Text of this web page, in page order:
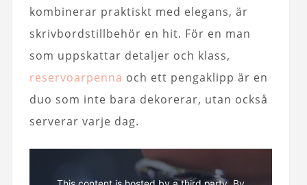
kombinerar praktiskt med elegans, är
skrivbordstillbehör en hit. För en man
som uppskattar detaljer och klass,
reservoarpenna och ett pengaklipp är en
duo som inte bara dekorerar, utan också
serverar varje dag.